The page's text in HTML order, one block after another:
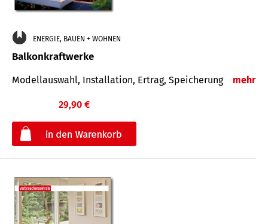
ENERGIE, BAUEN + WOHNEN
Balkonkraftwerke
Modellauswahl, Installation, Ertrag, Speicherung mehr
29,90 €